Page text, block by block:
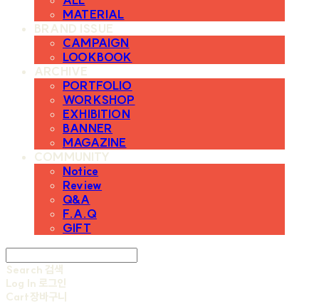
MATERIAL
BRAND ISSUE
CAMPAIGN
LOOKBOOK
ARCHIVE
PORTFOLIO
WORKSHOP
EXHIBITION
BANNER
MAGAZINE
COMMUNITY
Notice
Review
Q&A
F.A.Q
GIFT
Search 검색
Log In 로그인
Cart장바구니